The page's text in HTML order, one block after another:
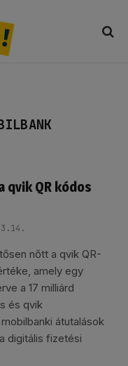
QR kódos
nőtt a qvik QR-
amely egy
a 17 milliárd
és qvik
átutalások
digitális fizetési